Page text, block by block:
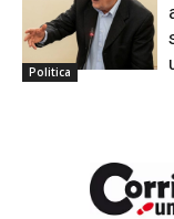
Politica